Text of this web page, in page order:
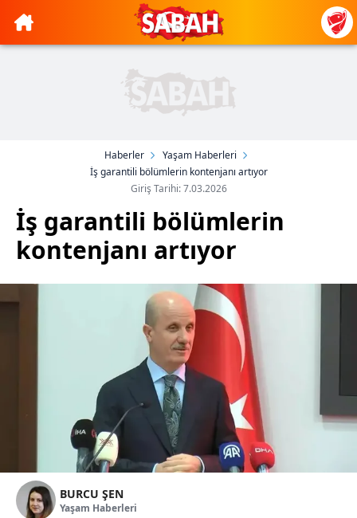
Haberler
Yaşam Haberleri
İş garantili bölümlerin kontenjanı artıyor
Giriş Tarihi: 7.03.2026
İş garantili bölümlerin
kontenjanı artıyor
BURCU ŞEN
Yaşam Haberleri